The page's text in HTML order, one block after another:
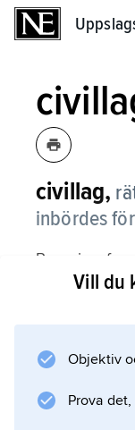
civillag,
inbördes
”allmän
om enskildas
förhållanden
Vill du
Objektiv
Prova